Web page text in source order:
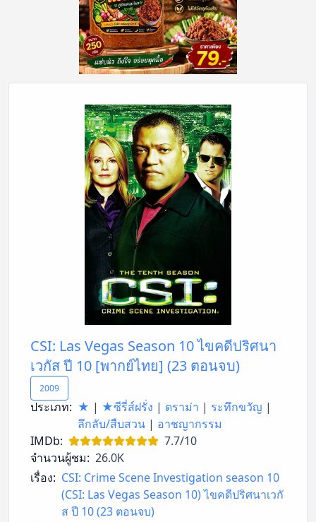
CSI: Las Vegas Season 10 ไขคดีปริศนา
เวกัส ปี 10 [พากย์ไทย] (23 ตอนจบ)
2009
ประเภท: ★ | ★ซีรี่ส์ฝรั่ง | ดราม่า | ระทึกขวัญ |
ลึกลับ/สืบสวน | อาชญากรรม
IMDb:
7.7/10
จำนวนผู้ชม: 26.0K
เรื่อง: CSI: Crime Scene Investigation season 10
(CSI: Las Vegas Season 10) ไขคดีปริศนาเวกั
ส ปี 10 (23 ตอนจบ)